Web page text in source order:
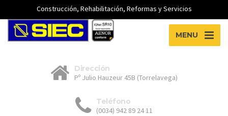
Construcción, Rehabilitación, Reformas y Servicios
MENU
Dirección
Pº Julio Hauzeur 45B (Torrelavega)
Teléfono
(0034) 942 89 24 11